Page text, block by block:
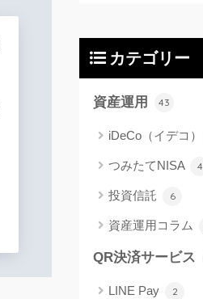
カテゴリー
資産運用 43
iDeCo（イデコ）
つみたてNISA 4
投資信託 6
資産運用コラム
QR決済サービス
LINE Pay 2